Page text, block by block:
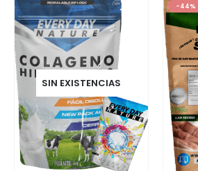
SIN EXISTENCIAS
-44%